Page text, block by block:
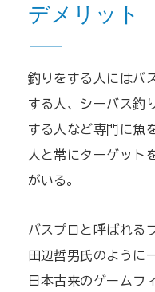
デメリット
釣りをする人にはバ
する人、シーバス釣
する人など専門に魚
人と常にターゲット
がいる。
バスプロと呼ばれる
田辺哲男氏のように
日本古来のゲームフ